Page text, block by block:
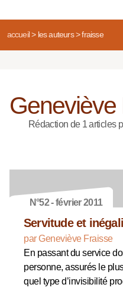
accueil> les auteurs> fraisse
Geneviève
Rédaction de 1 articles
N°52 - février 2011
Servitude et
par Geneviève Fraisse
En passant du service
personne, assurés le
quel type d’invisibilité